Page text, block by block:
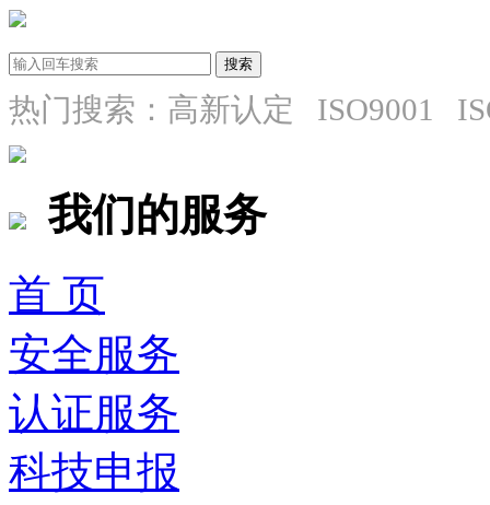
热门搜索：高新认定 ISO9001
我们的服务
首 页
安全服务
认证服务
科技申报